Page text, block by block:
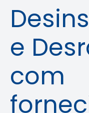
e
com